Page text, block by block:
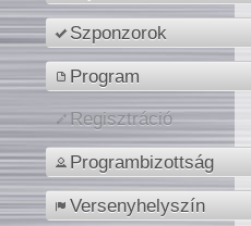
Szponzorok
Program
Regisztráció
Programbizottság
Versenyhelyszín